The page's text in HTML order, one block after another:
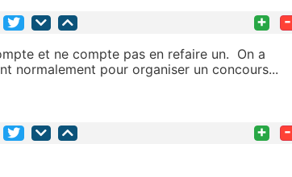
+ -
et ne compte pas en refaire un. On a
normalement pour organiser un concours...
+ -